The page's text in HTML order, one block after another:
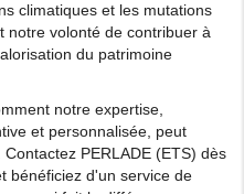
climatiques et les mutations
notre volonté de contribuer à
du patrimoine
notre expertise,
et personnalisée, peut
PERLADE (ETS) dès
bénéficiez d'un service de